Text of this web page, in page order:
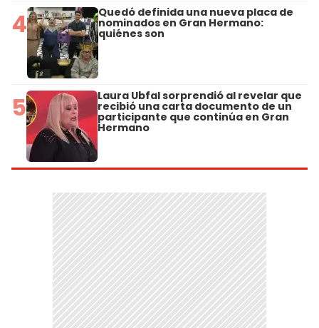
4 Quedó definida una nueva placa de
nominados en Gran Hermano:
quiénes son
5 Laura Ubfal sorprendió al revelar que
recibió una carta documento de un
participante que continúa en Gran
Hermano